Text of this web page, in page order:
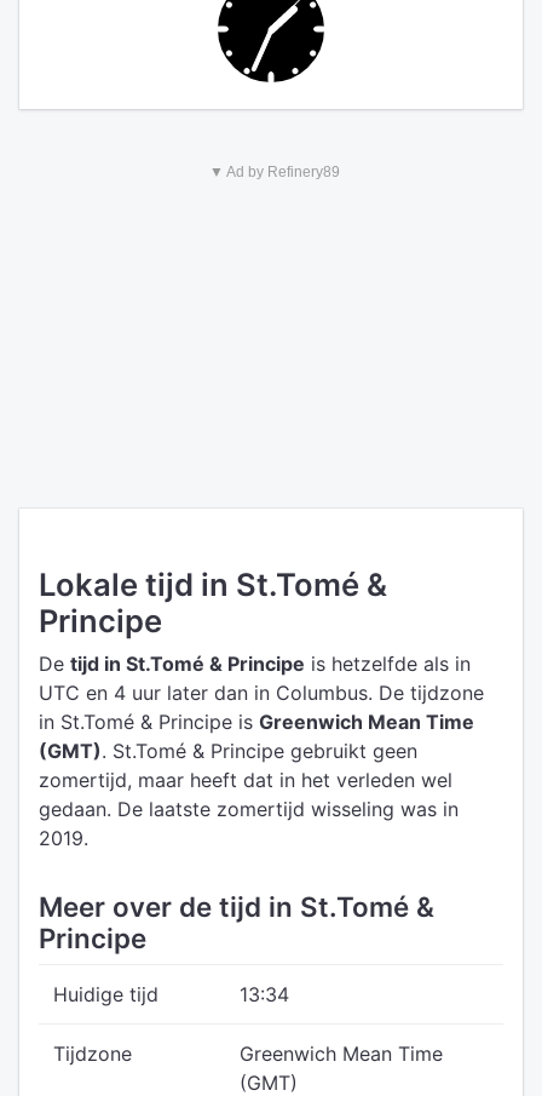
▼ Ad by Refinery89
Lokale tijd in St.Tomé &
Principe
De tijd in St.Tomé & Principe is hetzelfde als in
UTC en 4 uur later dan in Columbus. De tijdzone
in St.Tomé & Principe is Greenwich Mean Time
(GMT). St.Tomé & Principe gebruikt geen
zomertijd, maar heeft dat in het verleden wel
gedaan. De laatste zomertijd wisseling was in
2019.
Meer over de tijd in St.Tomé &
Principe
Huidige tijd 13:34
Tijdzone
Greenwich Mean Time
(GMT)